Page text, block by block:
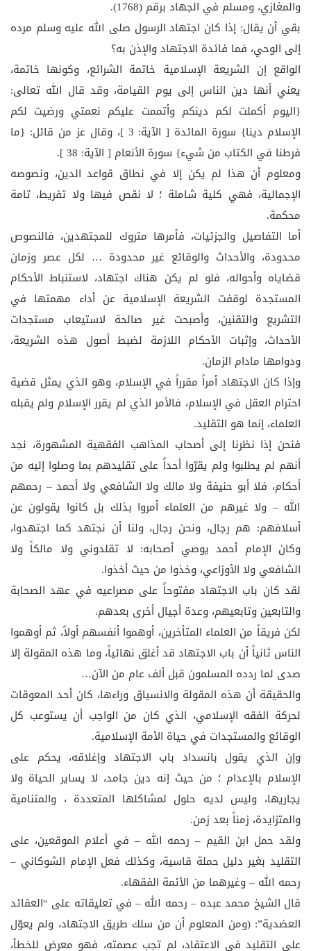
والمغازي، ومسلم في الجهاد برقم (1768).
بقي أن يقال: إذا كان اجتهاد الرسول صلى الله عليه وسلم مرده
إلى الوحي، فما فائدة الاجتهاد والإذن به؟
الواقع إن الشريعة الإسلامية خاتمة الشرائع، وكونها خاتمة،
يعني أنها دين الناس إلى يوم القيامة، وقد قال الله تعالى:
{اليوم أكملت لكم دينكم وأتممت عليكم نعمتي ورضيت لكم
الإسلام دينا} سورة المائدة [ الآية: 3 ]، وقال عز من قائل: {ما
فرطنا في الكتاب من شيء} سورة الأنعام [ الآية: 38 ].
ومعلوم أن هذا لم يكن إلا في نطاق قواعد الدين، ونصوصه
الإجمالية، فهي كلية شاملة ؛ لا نقص فيها ولا تفريط، تامة
محكمة.
أما التفاصيل والجزئيات، فأمرها متروك للمجتهدين، فالنصوص
محدودة، والأحداث والوقائع غير محدودة … لكل عصر وزمان
قضاياه وأحواله، فلو لم يكن هناك اجتهاد، لاستنباط الأحكام
المستجدة لوقفت الشريعة الإسلامية عن أداء مهمتها في
التشريع والتقنين، وأصبحت غير صالحة لاستيعاب مستجدات
الأحداث، وإثبات الأحكام اللازمة لضبط أصول هذه الشريعة،
ودوامها مادام الزمان.
وإذا كان الاجتهاد أمراً مقرراً في الإسلام، وهو الذي يمثل قضية
احترام العقل في الإسلام، فالأمر الذي لم يقرر الإسلام ولم يقبله
العلماء، إنما هو التقليد.
فنحن إذا نظرنا إلى أصحاب المذاهب الفقهية المشهورة، نجد
أنهم لم يطلبوا ولم يقرّوا أحداً على تقليدهم بما وصلوا إليه من
أحكام، فلا أبو حنيفة ولا مالك ولا الشافعي ولا أحمد – رحمهم
الله – ولا غيرهم من العلماء أمروا بذلك بل كانوا يقولون عن
أسلافهم: هم رجال، ونحن رجال، ولنا أن نجتهد كما اجتهدوا،
وكان الإمام أحمد يوصي أصحابه: لا تقلدوني ولا مالكاً ولا
الشافعي ولا الأوزاعي، وخذوا من حيث أخذوا.
لقد كان باب الاجتهاد مفتوحاً على مصراعيه في عهد الصحابة
والتابعين وتابعيهم، وعدة أجيال أخرى بعدهم.
لكن فريقاً من العلماء المتأخرين، أوهموا أنفسهم أولاً، ثم أوهموا
الناس ثانياً أن باب الاجتهاد قد أغلق نهائياً، وما هذه المقولة إلا
صدى لما ردده المسلمون قبل ألف عام من الآن…
والحقيقة أن هذه المقولة والانسياق وراءها، كان أحد المعوقات
لحركة الفقه الإسلامي، الذي كان من الواجب أن يستوعب كل
الوقائع والمستجدات في حياة الأمة الإسلامية.
وإن الذي يقول بانسداد باب الاجتهاد وإغلاقه، يحكم على
الإسلام بالإعدام ؛ من حيث إنه دين جامد، لا يساير الحياة ولا
يجاريها، وليس لديه حلول لمشاكلها المتعددة ، والمتنامية
والمتزايدة، زمناً بعد زمن.
ولقد حمل ابن القيم – رحمه الله – في أعلام الموقعين، على
التقليد بغير دليل حملة قاسية، وكذلك فعل الإمام الشوكاني –
رحمه الله – وغيرهما من الأئمة الفقهاء.
قال الشيخ محمد عبده – رحمه الله – في تعليقاته على “العقائد
العضدية”: (ومن المعلوم أن من سلك طريق الاجتهاد، ولم يعوّل
على التقليد في الاعتقاد، لم تجب عصمته، فهو معرض للخطأ،